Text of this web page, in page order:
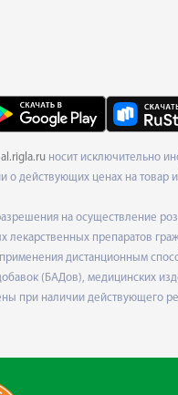
носит исключительно
ценах на товар
на осуществление
препаратов
дистанционным
(БАДов), медицинских
при наличии действующего